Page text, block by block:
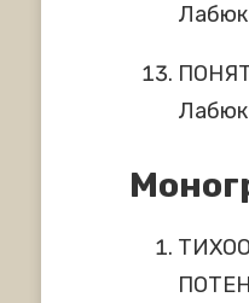
Лабюк